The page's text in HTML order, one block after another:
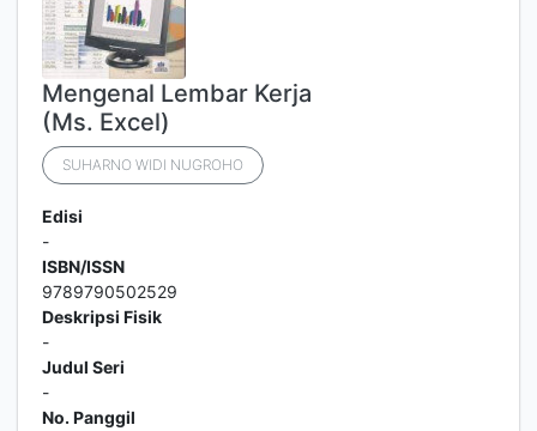
Mengenal Lembar Kerja
(Ms. Excel)
SUHARNO WIDI NUGROHO
Edisi
-
ISBN/ISSN
9789790502529
Deskripsi Fisik
-
Judul Seri
-
No. Panggil